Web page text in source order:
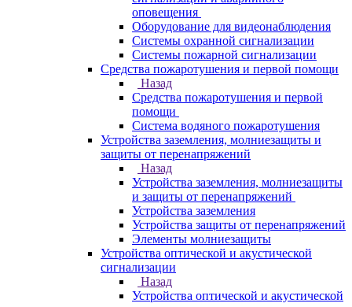
оповещения
Оборудование для видеонаблюдения
Системы охранной сигнализации
Системы пожарной сигнализации
Средства пожаротушения и первой помощи
Назад
Средства пожаротушения и первой
помощи
Система водяного пожаротушения
Устройства заземления, молниезащиты и
защиты от перенапряжений
Назад
Устройства заземления, молниезащиты
и защиты от перенапряжений
Устройства заземления
Устройства защиты от перенапряжений
Элементы молниезащиты
Устройства оптической и акустической
сигнализации
Назад
Устройства оптической и акустической